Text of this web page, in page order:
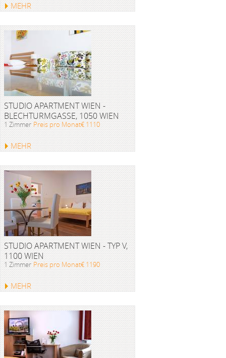
MEHR
STUDIO APARTMENT WIEN -
BLECHTURMGASSE, 1050 WIEN
1 Zimmer Preis pro Monat€ 1110
MEHR
STUDIO APARTMENT WIEN - TYP V,
1100 WIEN
1 Zimmer Preis pro Monat€ 1190
MEHR